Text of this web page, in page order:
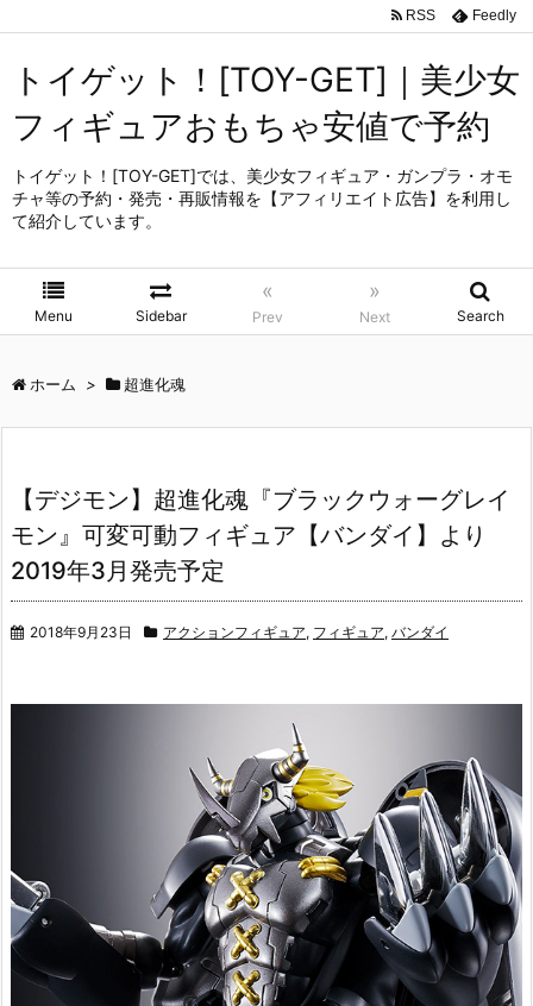
トイゲット！[TOY-GET]｜美少女
フィギュアおもちゃ安値で予約
トイゲット！[TOY-GET]では、美少女フィギュア・ガンプラ・オモ
チャ等の予約・発売・再販情報を【アフィリエイト広告】を利用し
て紹介しています。
Menu Sidebar
«
Prev
»
Next Search
RSS Feedly
ホーム > 超進化魂
【デジモン】超進化魂『ブラックウォーグレイ
モン』可変可動フィギュア【バンダイ】より
2019年3月発売予定
2018年9月23日 アクションフィギュア, フィギュア, バンダイ